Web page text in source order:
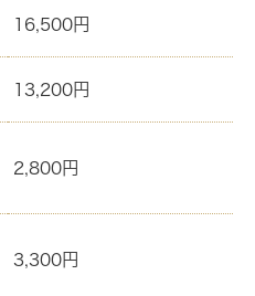
16,500円
13,200円
2,800円
3,300円